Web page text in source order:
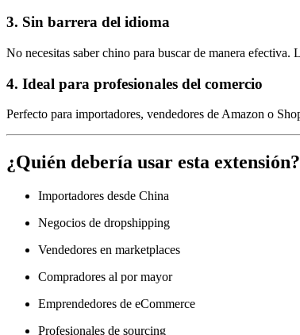
3. Sin barrera del idioma
No necesitas saber chino para buscar de manera efectiva.
4. Ideal para profesionales del comercio
Perfecto para importadores, vendedores de Amazon o
¿Quién debería usar esta extensión?
Importadores desde China
Negocios de dropshipping
Vendedores en marketplaces
Compradores al por mayor
Emprendedores de eCommerce
Profesionales de sourcing